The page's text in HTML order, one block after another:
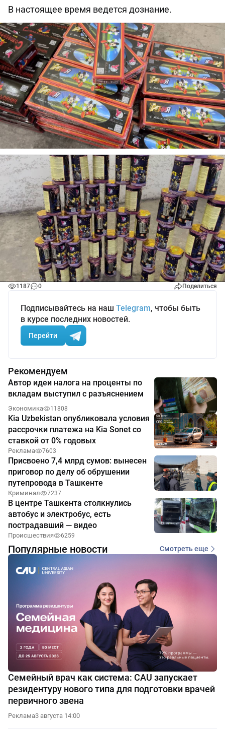
В настоящее время ведется дознание.
1187 0 Поделиться
Подписывайтесь на наш Telegram, чтобы быть
в курсе последних новостей.
Перейти
Рекомендуем
Автор идеи налога на проценты по
вкладам выступил с разъяснением
Экономика 11808
Kia Uzbekistan опубликовала условия
рассрочки платежа на Kia Sonet со
ставкой от 0% годовых
Реклама 7603
Присвоено 7,4 млрд сумов: вынесен
приговор по делу об обрушении
путепровода в Ташкенте
Криминал 7237
В центре Ташкента столкнулись
автобус и электробус, есть
пострадавший — видео
Происшествия 6259
Популярные новости Смотреть еще
Семейный врач как система: CAU запускает
резидентуру нового типа для подготовки врачей
первичного звена
Реклама3 августа 14:00